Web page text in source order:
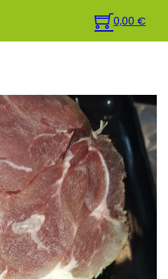
0,00 €